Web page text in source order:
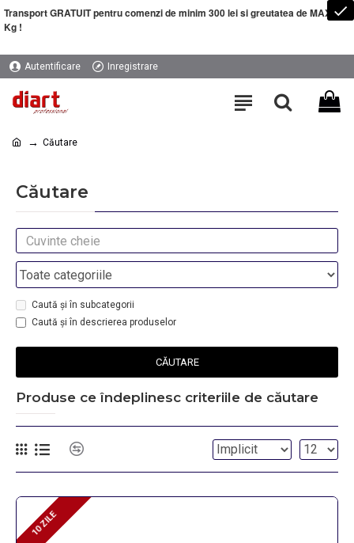
Transport GRATUIT pentru comenzi de minim 300 lei si greutatea de MAXIM 5
Kg !
Autentificare Inregistrare
Căutare
Căutare
Caută și în subcategorii
Caută și în descrierea produselor
CĂUTARE
Produse ce îndeplinesc criteriile de căutare
10 ZILE
10 ZILE